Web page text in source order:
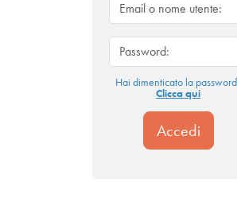
Hai dimenticato la
Clicca qui